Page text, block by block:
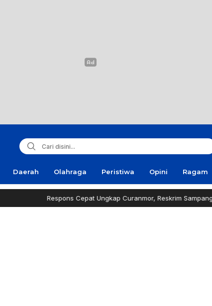
Daerah Olahraga Peristiwa Opini Ragam
Respons Cepat Ungkap Curanmor, Reskrim Sampang Tuai Apresiasi